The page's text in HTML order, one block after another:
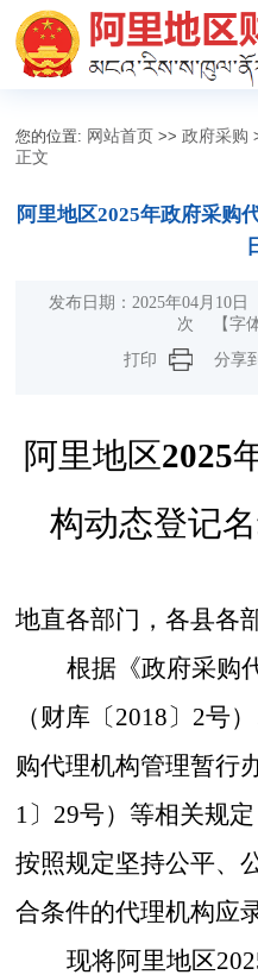
您的位置: 网站首页 >>政府采购
正文
阿里地区2025年政府采购
发布日期：2025年04月
次
【字
打印
分享
阿里地区2025
构动态登记
地直各部门，各县各
根据《政府采购
（财库 〔 2018 〕 2号
购代理机构管理暂行
1 〕 29号）等相关规
按照规定坚持公平、
合条件的代理机构应
现将阿里地区202